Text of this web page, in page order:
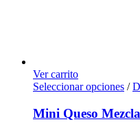
Ver carrito
Seleccionar opciones /
Mini Queso